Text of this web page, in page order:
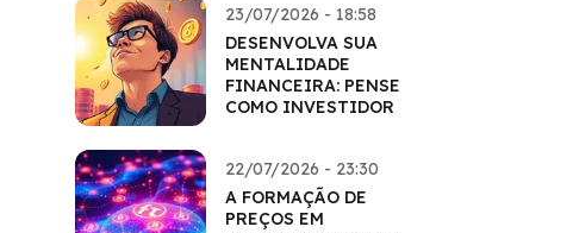
23/07/2026 - 18:58
DESENVOLVA SUA
MENTALIDADE
FINANCEIRA: PENSE
COMO INVESTIDOR
22/07/2026 - 23:30
A FORMAÇÃO DE
PREÇOS EM